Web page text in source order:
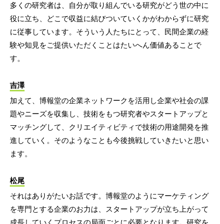
多くの研究者は、自分が取り組んでいる研究がどう世の中に
役に立ち、どこで収益に結びついていくかがわからずに研究
に従事しています。そういう人たちにとって、民間企業の経
験や知見をご提供いただくことはたいへん価値あることで
す。
吉澤
加えて、博報堂の企業ネットワークを活用し企業や社会の課
題やニーズを収集し、技術をもつ研究者やスタートアップと
マッチングして、クリエイティビティで技術の用途開発を推
進していく。そのようなことも今後挑戦していきたいと思い
ます。
松尾
それはありがたいお話です。博報堂のようにマーケティング
を専門とする企業のお力は、スタートアップが立ち上がって
成長していくプロセスの局面ごとに必要となります。研究を